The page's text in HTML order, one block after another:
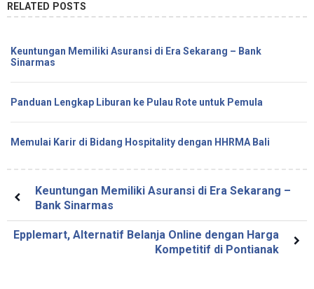
RELATED POSTS
Keuntungan Memiliki Asuransi di Era Sekarang – Bank
Sinarmas
Panduan Lengkap Liburan ke Pulau Rote untuk Pemula
Memulai Karir di Bidang Hospitality dengan HHRMA Bali
Keuntungan Memiliki Asuransi di Era Sekarang –
Bank Sinarmas
Epplemart, Alternatif Belanja Online dengan Harga
Kompetitif di Pontianak